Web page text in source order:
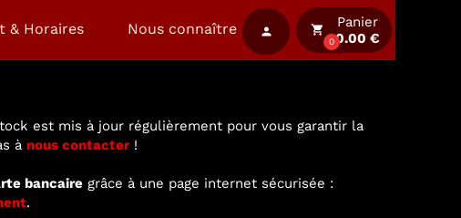
& Horaires Nous connaître local_grocery_store
0
Panier
0.00 €
person
est mis à jour régulièrement pour vous garantir la
à nous contacter!
bancaire grâce à une page internet sécurisée :
.